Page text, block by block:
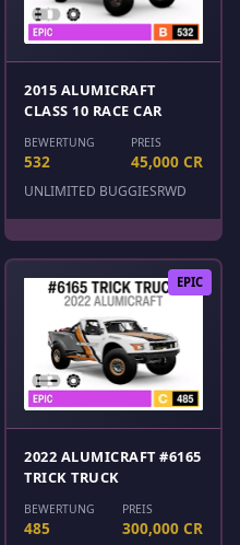
2015 ALUMICRAFT
CLASS 10 RACE CAR
BEWERTUNG
532
PREIS
45,000 CR
UNLIMITED BUGGIESRWD
EPIC
2022 ALUMICRAFT #6165
TRICK TRUCK
BEWERTUNG
485
PREIS
300,000 CR